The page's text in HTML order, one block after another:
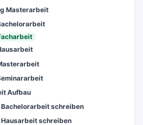
Masterarbeit
Aufbau
schreiben
schreiben